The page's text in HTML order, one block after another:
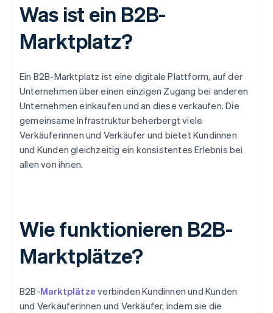
Was ist ein B2B-
Marktplatz?
Ein B2B-Marktplatz ist eine digitale Plattform, auf der
Unternehmen über einen einzigen Zugang bei anderen
Unternehmen einkaufen und an diese verkaufen. Die
gemeinsame Infrastruktur beherbergt viele
Verkäuferinnen und Verkäufer und bietet Kundinnen
und Kunden gleichzeitig ein konsistentes Erlebnis bei
allen von ihnen.
Wie funktionieren B2B-
Marktplätze?
B2B-Marktplätze verbinden Kundinnen und Kunden
und Verkäuferinnen und Verkäufer, indem sie die